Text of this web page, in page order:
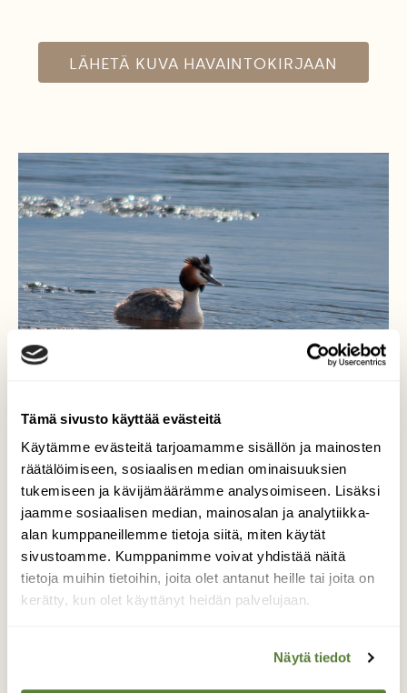
Tämä sivusto käyttää evästeitä
Käytämme evästeitä tarjoamamme sisällön ja mainosten
räätälöimiseen, sosiaalisen median ominaisuuksien
tukemiseen ja kävijämäärämme analysoimiseen. Lisäksi
jaamme sosiaalisen median, mainosalan ja analytiikka-
alan kumppaneillemme tietoja siitä, miten käytät
sivustoamme. Kumppanimme voivat yhdistää näitä
tietoja muihin tietoihin, joita olet antanut heille tai joita on
kerätty, kun olet käyttänyt heidän palvelujaan.
Näytä tiedot
LÄHETÄ KUVA HAVAINTOKIRJAAN
Silkkiuikku
Joella oli kuhinaa aamupäivällä, kuikat,
härkälinnut ja yksinäinen silkkiuikku. Uikku ei
siirtynyt kauas vartiointipaikaltaan. Paikalla
pesii yleensä härkälintu.
Valokuvaaja: Tuula Laakso, Heinola Kymijoki
27.4.2013 aamupäivä